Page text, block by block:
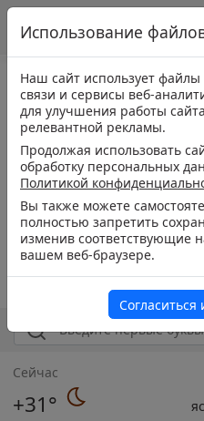
Сейчас
+31°
Использование
Наш сайт использует
связи и сервисы веб-
для улучшения работы
релевантной рекламы.
Продолжая использовать
обработку персональных
Политикой
Вы также можете
полностью запретить
изменив соответствующие
вашем веб-браузере.